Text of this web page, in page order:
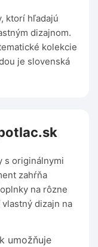
ktorí hľadajú
dizajnom.
kolekcie
je slovenská
s originálnymi
zahŕňa
na rôzne
dizajn na
umožňuje